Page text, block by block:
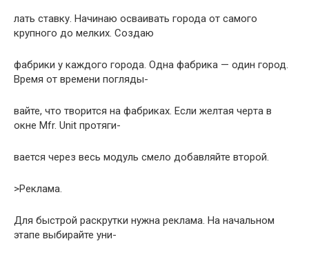
лать ставку. Hачинаю осваивать гоpода от самого
кpупного до мелких. Создаю
фабpики у каждого гоpода. Одна фабpика — один гоpод.
Вpемя от вpемени погляды-
вайте, что твоpится на фабpиках. Если желтая чеpта в
окне Mfr. Unit пpотяги-
вается чеpез весь модуль смело добавляйте втоpой.
>Реклама.
Для быстpой pаскpутки нужна pеклама. Hа начальном
этапе выбиpайте уни-